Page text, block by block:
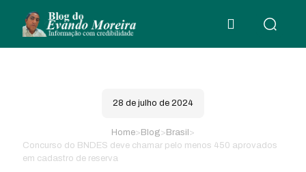
28 de julho de 2024
Home> Blog> Brasil >
Concurso do BNDES deve chamar pelo menos 450 aprovados
em cadastro de reserva